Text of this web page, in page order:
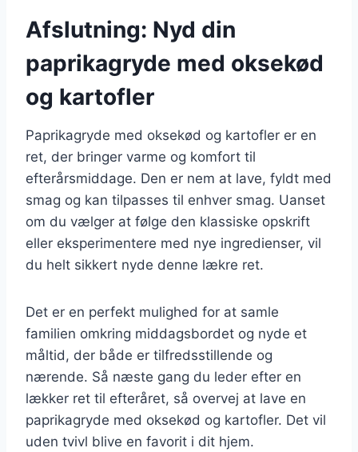
Afslutning: Nyd din
paprikagryde med oksekød
og kartofler
Paprikagryde med oksekød og kartofler er en
ret, der bringer varme og komfort til
efterårsmiddage. Den er nem at lave, fyldt med
smag og kan tilpasses til enhver smag. Uanset
om du vælger at følge den klassiske opskrift
eller eksperimentere med nye ingredienser, vil
du helt sikkert nyde denne lækre ret.
Det er en perfekt mulighed for at samle
familien omkring middagsbordet og nyde et
måltid, der både er tilfredsstillende og
nærende. Så næste gang du leder efter en
lækker ret til efteråret, så overvej at lave en
paprikagryde med oksekød og kartofler. Det vil
uden tvivl blive en favorit i dit hjem.